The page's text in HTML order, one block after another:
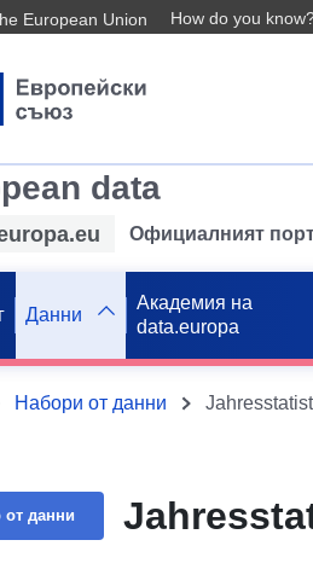
European Union How do you
data
Официалният
Данни
Академия на
data.europa
Набори от данни
от данни